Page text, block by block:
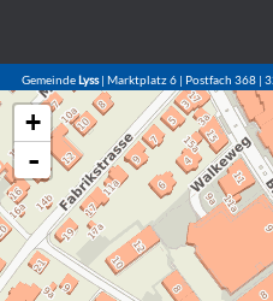
GemeindeLyss| Marktplatz 6 | Postfach 368 |